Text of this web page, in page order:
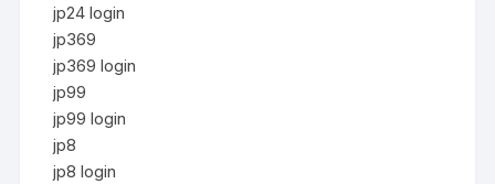
jp24 login
jp369
jp369 login
jp99
jp99 login
jp8
jp8 login